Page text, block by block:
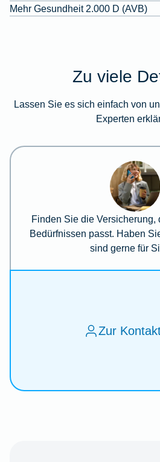
Mehr Gesundheit 2.000 D (AVB)
Zu viele
Lassen Sie es sich einfach von
Experten
Finden Sie die Versicherung,
Bedürfnissen passt. Haben
sind gerne für
Zur